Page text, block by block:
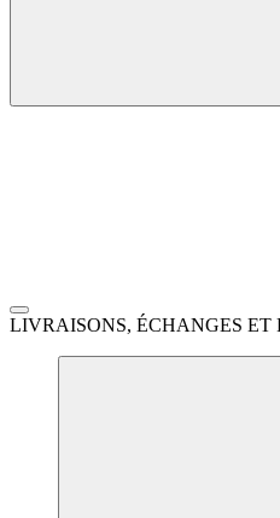
LIVRAISONS, ÉCHANGES ET